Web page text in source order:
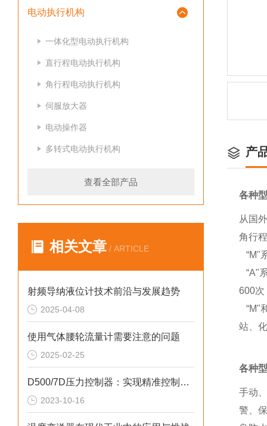
电动执行机构
一体化型电动执行机构
直行程电动执行机构
角行程电动执行机构
伺服放大器
电动操作器
多转式电动执行机构
查看全部产品
相关文章 / ARTICLE
射频导纳液位计技术前沿与发展趋势
2025-04-08
使用气体腰轮流量计需要注意的问题
2025-02-25
D500/7D压力控制器：实现精准控制，提升生产效率
2023-10-16
产
各种
从国
角行
“M"
“A"
600次
“M"
站、
各种
手动
警、